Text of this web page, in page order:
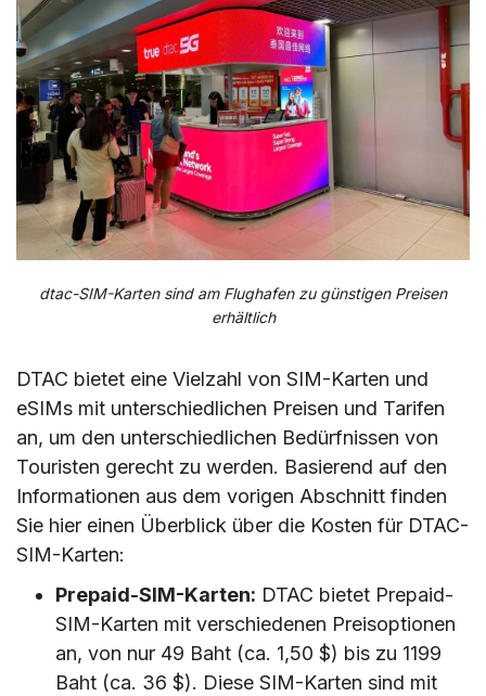
dtac-SIM-Karten sind am Flughafen zu günstigen Preisen
erhältlich
DTAC bietet eine Vielzahl von SIM-Karten und
eSIMs mit unterschiedlichen Preisen und Tarifen
an, um den unterschiedlichen Bedürfnissen von
Touristen gerecht zu werden. Basierend auf den
Informationen aus dem vorigen Abschnitt finden
Sie hier einen Überblick über die Kosten für DTAC-
SIM-Karten:
Prepaid-SIM-Karten: DTAC bietet Prepaid-
SIM-Karten mit verschiedenen Preisoptionen
an, von nur 49 Baht (ca. 1,50 $) bis zu 1199
Baht (ca. 36 $). Diese SIM-Karten sind mit